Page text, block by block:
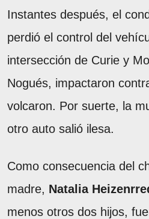
Instantes después, el
perdió el control del
intersección de Curie y
Nogués, impactaron
volcaron. Por suerte, la
otro auto salió ilesa.
Como consecuencia del
madre, Natalia
menos otros dos hijos,